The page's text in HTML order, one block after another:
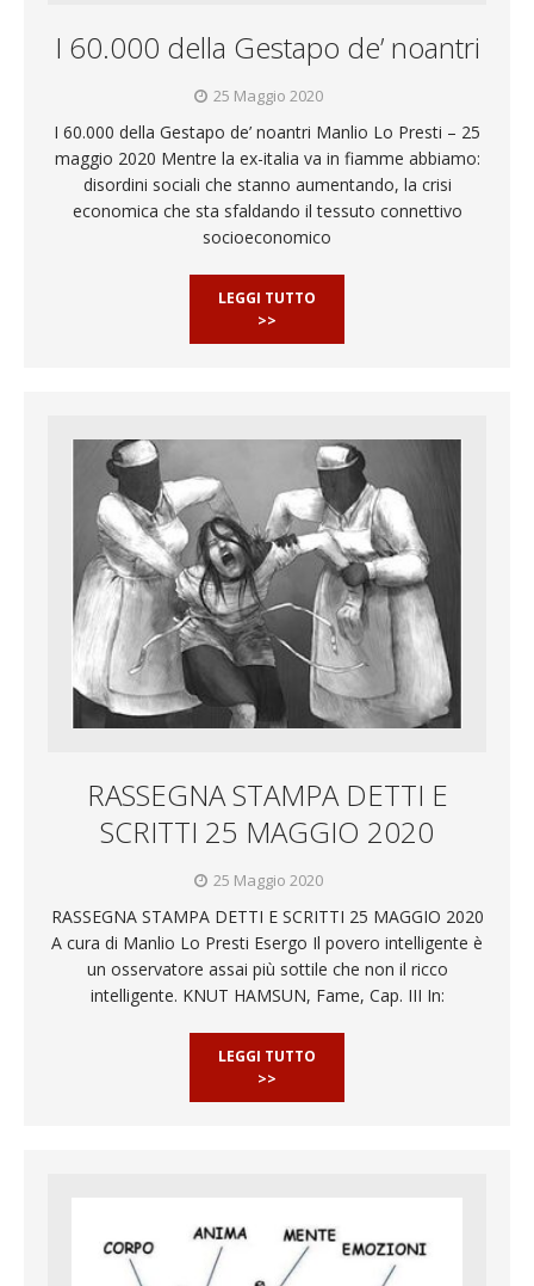
I 60.000 della Gestapo de’ noantri
25 Maggio 2020
I 60.000 della Gestapo de’ noantri Manlio Lo Presti – 25
maggio 2020 Mentre la ex-italia va in fiamme abbiamo:
disordini sociali che stanno aumentando, la crisi
economica che sta sfaldando il tessuto connettivo
socioeconomico
LEGGI TUTTO
>>
RASSEGNA STAMPA DETTI E
SCRITTI 25 MAGGIO 2020
25 Maggio 2020
RASSEGNA STAMPA DETTI E SCRITTI 25 MAGGIO 2020
A cura di Manlio Lo Presti Esergo Il povero intelligente è
un osservatore assai più sottile che non il ricco
intelligente. KNUT HAMSUN, Fame, Cap. III In:
LEGGI TUTTO
>>